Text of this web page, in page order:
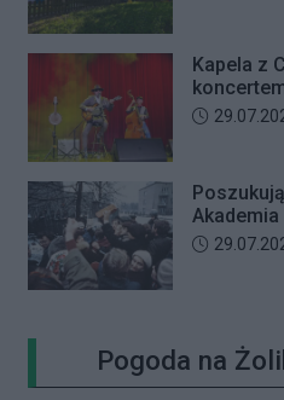
Kapela z
Data
Data
Pogoda na